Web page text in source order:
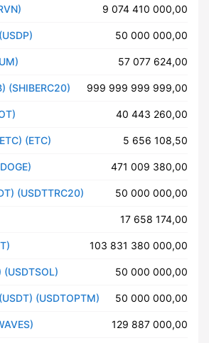
9 074 410 000,00
50 000 000,00
57 077 624,00
(SHIBERC20) 999 999 999 999,00
40 443 260,00
(ETC) 5 656 108,50
471 009 380,00
(USDTTRC20) 50 000 000,00
17 658 174,00
103 831 380 000,00
(USDTSOL) 50 000 000,00
(USDTOPTM) 50 000 000,00
129 887 000,00